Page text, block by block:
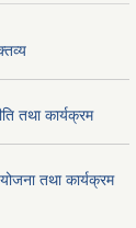
तथा कार्यक्रम
तथा कार्यक्रम